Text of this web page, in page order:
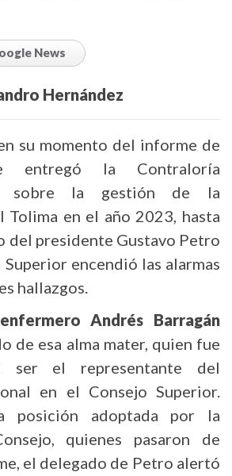
News
Hernández
su momento del informe de
entregó la Contraloría
sobre la gestión de la
Tolima en el año 2023, hasta
del presidente Gustavo Petro
encendió las alarmas
hallazgos.
Andrés Barragán
de esa alma mater, quien fue
ser el representante del
en el Consejo Superior.
posición adoptada por la
quienes pasaron de
el delegado de Petro alertó